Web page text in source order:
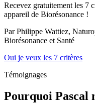
Recevez gratuitement les 7
appareil de Biorésonance !
Par Philippe Wattiez,
Biorésonance et Santé
Oui je veux les 7 critères
Témoignages
Pourquoi Pascal